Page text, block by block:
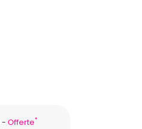
Offerte*